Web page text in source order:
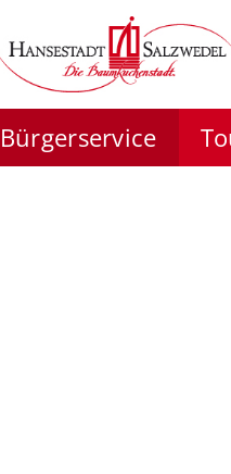
Bürgerservice